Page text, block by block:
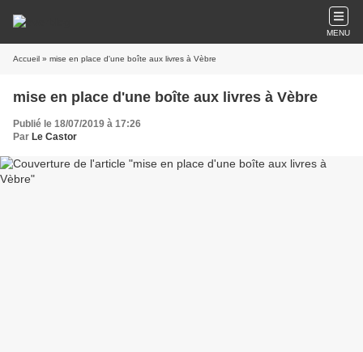
MENU
Accueil » mise en place d'une boîte aux livres à Vèbre
mise en place d'une boîte aux livres à Vèbre
Publié le 18/07/2019 à 17:26
Par Le Castor